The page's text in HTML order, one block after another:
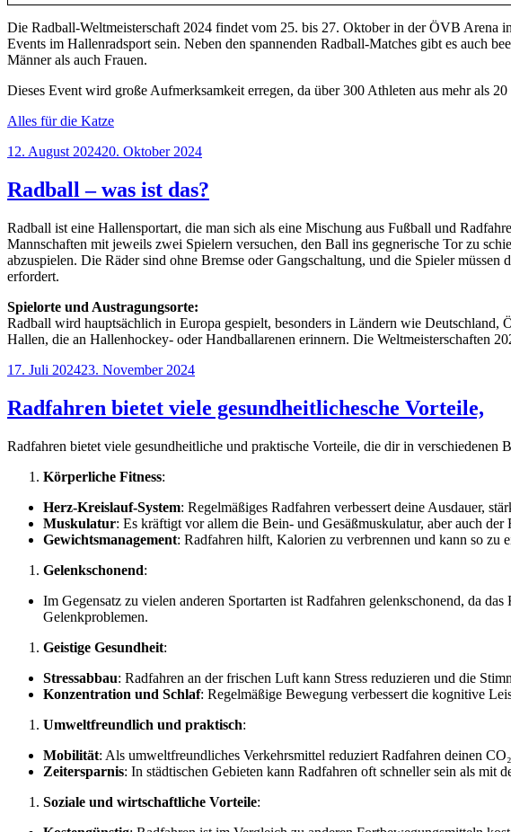
Die Radball-Weltmeisterschaft 2024 findet vom 25. bis 27. Oktober in der ÖVB Arena
Events im Hallenradsport sein. Neben den spannenden Radball-Matches gibt es auch
Männer als auch Frauen.
Dieses Event wird große Aufmerksamkeit erregen, da über 300 Athleten aus mehr als
Alles für die Katze
Veröffentlicht
12. August 202420. Oktober 2024
Radball – was ist das?
Radball ist eine Hallensportart, die man sich als eine Mischung aus Fußball und
Mannschaften mit jeweils zwei Spielern versuchen, den Ball ins gegnerische Tor zu
abzuspielen. Die Räder sind ohne Bremse oder Gangschaltung, und die Spieler
erfordert.
Spielorte und Austragungsorte:
Radball wird hauptsächlich in Europa gespielt, besonders in Ländern wie Deutschland,
Hallen, die an Hallenhockey- oder Handballarenen erinnern. Die Weltmeisterschaften
Veröffentlicht
17. Juli 202423. November 2024
Radfahren bietet viele gesundheitlichesche Vorteile,
Radfahren bietet viele gesundheitliche und praktische Vorteile, die dir in verschiedenen
Körperliche Fitness:
Herz-Kreislauf-System: Regelmäßiges Radfahren verbessert deine Ausdauer,
Muskulatur: Es kräftigt vor allem die Bein- und Gesäßmuskulatur, aber auch
Gewichtsmanagement: Radfahren hilft, Kalorien zu verbrennen und kann so zu
Gelenkschonend:
Im Gegensatz zu vielen anderen Sportarten ist Radfahren gelenkschonend, da
Gelenkproblemen.
Geistige Gesundheit:
Stressabbau: Radfahren an der frischen Luft kann Stress reduzieren und die
Konzentration und Schlaf: Regelmäßige Bewegung verbessert die kognitive
Umweltfreundlich und praktisch:
Mobilität: Als umweltfreundliches Verkehrsmittel reduziert Radfahren deinen
Zeitersparnis: In städtischen Gebieten kann Radfahren oft schneller sein als mit
Soziale und wirtschaftliche Vorteile: